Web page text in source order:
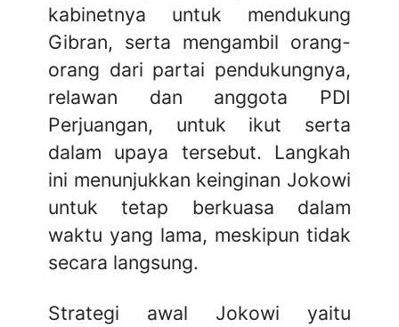
kabinetnya untuk mendukung
Gibran, serta mengambil orang-
orang dari partai pendukungnya,
relawan dan anggota PDI
Perjuangan, untuk ikut serta
dalam upaya tersebut. Langkah
ini menunjukkan keinginan Jokowi
untuk tetap berkuasa dalam
waktu yang lama, meskipun tidak
secara langsung.
Strategi awal Jokowi yaitu